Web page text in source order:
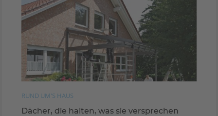
RUND UM'S HAUS
Dächer, die halten, was sie versprechen